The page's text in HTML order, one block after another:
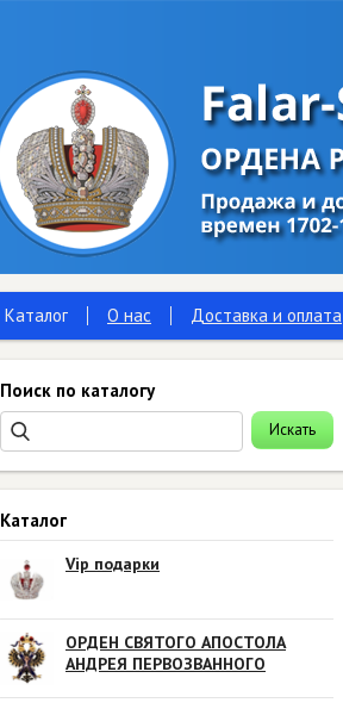
Каталог О нас Доставка и оплата
Поиск по каталогу
Каталог
Vip подарки
ОРДЕН СВЯТОГО АПОСТОЛА
АНДРЕЯ ПЕРВОЗВАННОГО